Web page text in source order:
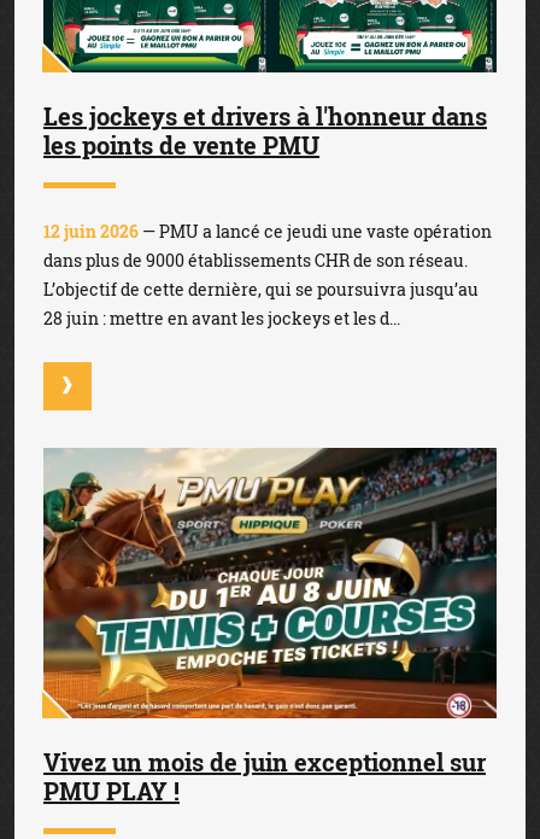
Les jockeys et drivers à l'honneur dans
les points de vente PMU
12 juin 2026 — PMU a lancé ce jeudi une vaste opération
dans plus de 9000 établissements CHR de son réseau.
L’objectif de cette dernière, qui se poursuivra jusqu’au
28 juin : mettre en avant les jockeys et les d...
Vivez un mois de juin exceptionnel sur
PMU PLAY !